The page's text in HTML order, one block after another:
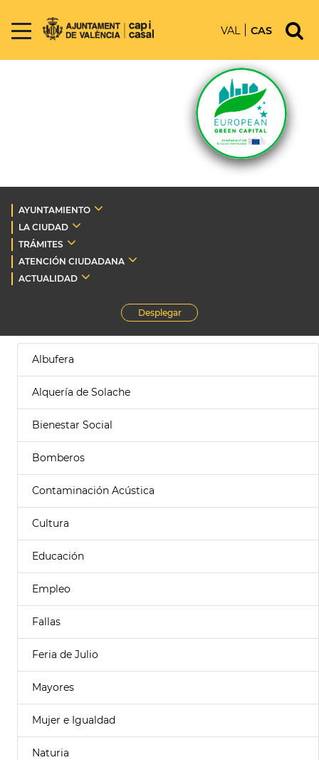
VAL CAS
AYUNTAMIENTO
LA CIUDAD
TRÁMITES
ATENCIÓN CIUDADANA
ACTUALIDAD
Desplegar
Albufera
Alquería de Solache
Bienestar Social
Bomberos
Contaminación Acústica
Cultura
Educación
Empleo
Fallas
Feria de Julio
Mayores
Mujer e Igualdad
Naturia